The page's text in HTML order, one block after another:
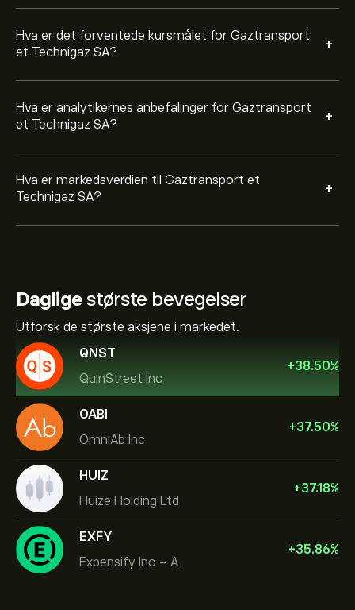
Hva er det forventede kursmålet for Gaztransport
et Technigaz SA?
+
Hva er analytikernes anbefalinger for Gaztransport
et Technigaz SA?
+
Hva er markedsverdien til Gaztransport et
Technigaz SA?
+
Dagligestørste bevegelser
Utforsk de største aksjene i markedet.
QNST
QuinStreet Inc
+38.50%
OABI
OmniAb Inc
+37.50%
HUIZ
Huize Holding Ltd
+37.18%
EXFY
Expensify Inc - A
+35.86%